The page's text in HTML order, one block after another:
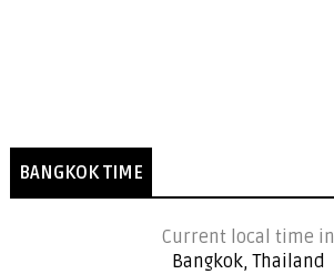
BANGKOK TIME
Current local time in
Bangkok, Thailand